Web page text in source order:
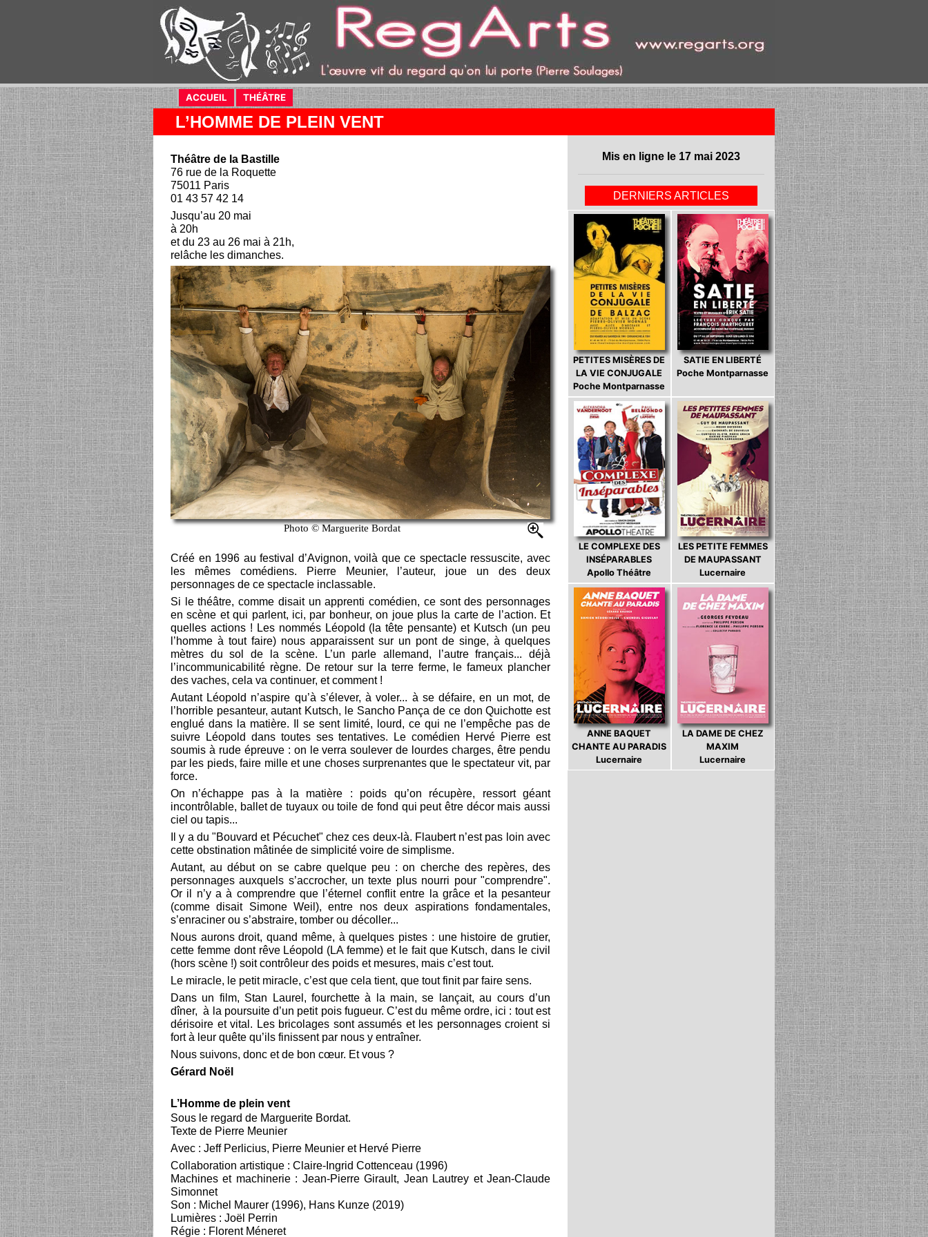
ACCUEIL (current)
THÉÂTRE (current)
L’HOMME DE PLEIN VENT
Théâtre de la Bastille
76 rue de la Roquette
75011 Paris
01 43 57 42 14
Jusqu’au 20 mai
à 20h
et du 23 au 26 mai à 21h,
relâche les dimanches.
Photo © Marguerite Bordat
Créé en 1996 au festival d’Avignon, voilà que ce spectacle ressuscite, avec
les mêmes comédiens. Pierre Meunier, l’auteur, joue un des deux
personnages de ce spectacle inclassable.
Si le théâtre, comme disait un apprenti comédien, ce sont des personnages
en scène et qui parlent, ici, par bonheur, on joue plus la carte de l’action. Et
quelles actions ! Les nommés Léopold (la tête pensante) et Kutsch (un peu
l’homme à tout faire) nous apparaissent sur un pont de singe, à quelques
mètres du sol de la scène. L’un parle allemand, l’autre français... déjà
l’incommunicabilité règne. De retour sur la terre ferme, le fameux plancher
des vaches, cela va continuer, et comment !
Autant Léopold n’aspire qu’à s’élever, à voler... à se défaire, en un mot, de
l’horrible pesanteur, autant Kutsch, le Sancho Pança de ce don Quichotte est
englué dans la matière. Il se sent limité, lourd, ce qui ne l’empêche pas de
suivre Léopold dans toutes ses tentatives. Le comédien Hervé Pierre est
soumis à rude épreuve : on le verra soulever de lourdes charges, être pendu
par les pieds, faire mille et une choses surprenantes que le spectateur vit, par
force.
On n’échappe pas à la matière : poids qu’on récupère, ressort géant
incontrôlable, ballet de tuyaux ou toile de fond qui peut être décor mais aussi
ciel ou tapis...
Il y a du "Bouvard et Pécuchet" chez ces deux-là. Flaubert n’est pas loin avec
cette obstination mâtinée de simplicité voire de simplisme.
Autant, au début on se cabre quelque peu : on cherche des repères, des
personnages auxquels s’accrocher, un texte plus nourri pour "comprendre".
Or il n’y a à comprendre que l’éternel conflit entre la grâce et la pesanteur
(comme disait Simone Weil), entre nos deux aspirations fondamentales,
s’enraciner ou s’abstraire, tomber ou décoller...
Nous aurons droit, quand même, à quelques pistes : une histoire de grutier,
cette femme dont rêve Léopold (LA femme) et le fait que Kutsch, dans le civil
(hors scène !) soit contrôleur des poids et mesures, mais c’est tout.
Le miracle, le petit miracle, c’est que cela tient, que tout finit par faire sens.
Dans un film, Stan Laurel, fourchette à la main, se lançait, au cours d’un
dîner, à la poursuite d’un petit pois fugueur. C’est du même ordre, ici : tout est
dérisoire et vital. Les bricolages sont assumés et les personnages croient si
fort à leur quête qu’ils finissent par nous y entraîner.
Nous suivons, donc et de bon cœur. Et vous ?
Gérard Noël
L’Homme de plein vent
Sous le regard de Marguerite Bordat.
Texte de Pierre Meunier
Avec : Jeff Perlicius, Pierre Meunier et Hervé Pierre
Collaboration artistique : Claire-Ingrid Cottenceau (1996)
Machines et machinerie : Jean-Pierre Girault, Jean Lautrey et Jean-Claude
Simonnet
Son : Michel Maurer (1996), Hans Kunze (2019)
Lumières : Joël Perrin
Régie : Florent Méneret
Mis en ligne le 17 mai 2023
DERNIERS ARTICLES
PETITES MISÈRES DE
LA VIE CONJUGALE
Poche Montparnasse
SATIE EN LIBERTÉ
Poche Montparnasse
LE COMPLEXE DES
INSÉPARABLES
Apollo Théâtre
LES PETITE FEMMES
DE MAUPASSANT
Lucernaire
ANNE BAQUET
CHANTE AU PARADIS
Lucernaire
LA DAME DE CHEZ
MAXIM
Lucernaire